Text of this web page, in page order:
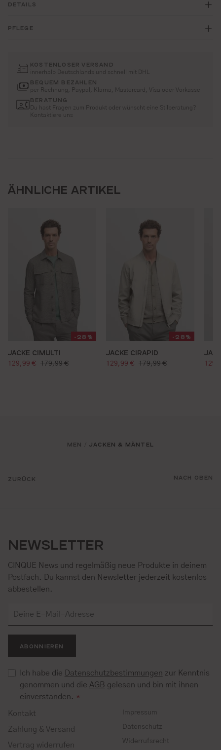
DETAILS
PFLEGE
KOSTENLOSER VERSAND
innerhalb Deutschlands und schnell mit DHL
BEQUEM BEZAHLEN
per Rechnung, Paypal, Klarna, Mastercard, Visa oder Vorkasse
BERATUNG
Du hast Fragen zum Produkt oder wünscht eine Stilberatung?
Kontaktiere uns
ÄHNLICHE ARTIKEL
-28%
JACKE CIMULTI
verkaufspreis:
129,99 € regulärer preis:
179,99 €
-28%
JACKE CIRAPID
verkaufspreis:
129,99 € regulärer preis:
179,99 €
ZURÜCK
MEN JACKEN & MÄNTEL
NACH OBEN
NEWSLETTER
CINQUE News und regelmäßig neue Produkte in deinem
Postfach. Du kannst den Newsletter jederzeit kostenlos
abbestellen.
ABONNIEREN
Ich habe die Datenschutzbestimmungen zur Kenntnis
genommen und die AGB gelesen und bin mit ihnen
einverstanden. *
Kontakt
Zahlung & Versand
Vertrag widerrufen
Impressum
Datenschutz
Widerrufsrecht